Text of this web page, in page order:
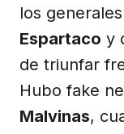
los
Espartaco y
de triunfar
Hubo fake
Malvinas,